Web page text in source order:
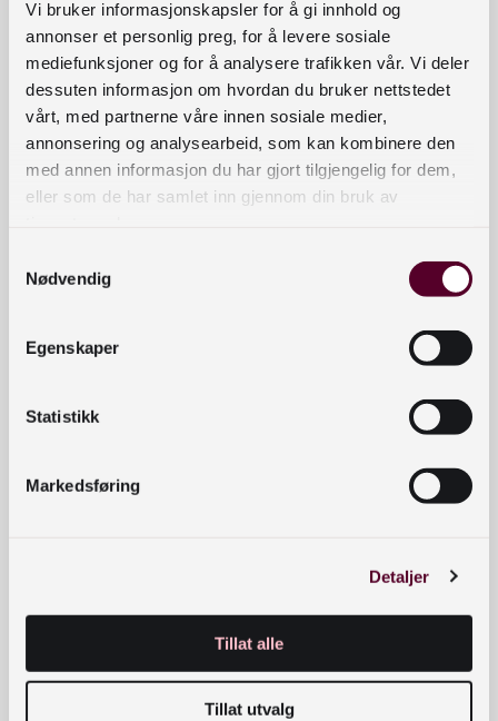
Vi bruker informasjonskapsler for å gi innhold og
annonser et personlig preg, for å levere sosiale
mediefunksjoner og for å analysere trafikken vår. Vi deler
dessuten informasjon om hvordan du bruker nettstedet
vårt, med partnerne våre innen sosiale medier,
annonsering og analysearbeid, som kan kombinere den
med annen informasjon du har gjort tilgjengelig for dem,
eller som de har samlet inn gjennom din bruk av
Nødvendig
Egenskaper
Statistikk
Markedsføring
Detaljer
Tillat alle
Tillat utvalg
AMDAHLtrompet og sinfonietta
kr 167,–
kr 239,–
Vis produkter